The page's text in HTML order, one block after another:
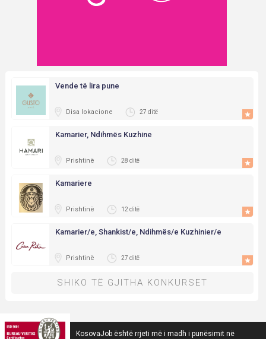
Vende të lira pune
Disa lokacione 27 ditë
Kamarier, Ndihmës Kuzhine
Prishtinë 28 ditë
Kamariere
Prishtinë 12 ditë
Kamarier/e, Shankist/e, Ndihmës/e Kuzhinier/e
Prishtinë 27 ditë
SHIKO TË GJITHA KONKURSET
KosovaJob është rrjeti më i madh i punësimit në